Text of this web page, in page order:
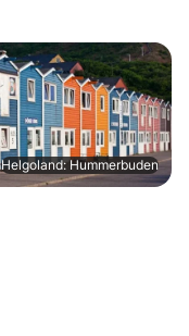
Helgoland: Hummerbuden